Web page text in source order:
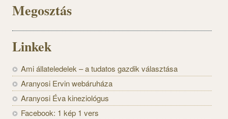
Megosztás
Linkek
Ami állateledelek – a tudatos gazdik választása
Aranyosi Ervin webáruháza
Aranyosi Éva kineziológus
Facebook: 1 kép 1 vers